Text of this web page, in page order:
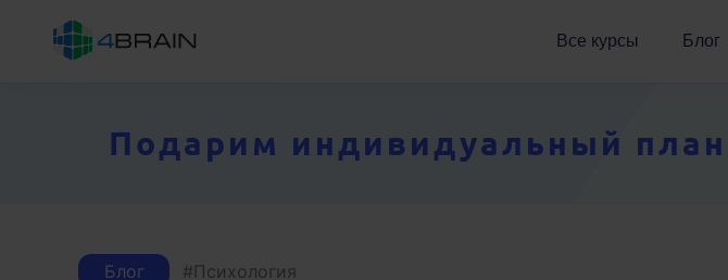
Все курсы Блог
Подарим индивидуальный
Блог Психология